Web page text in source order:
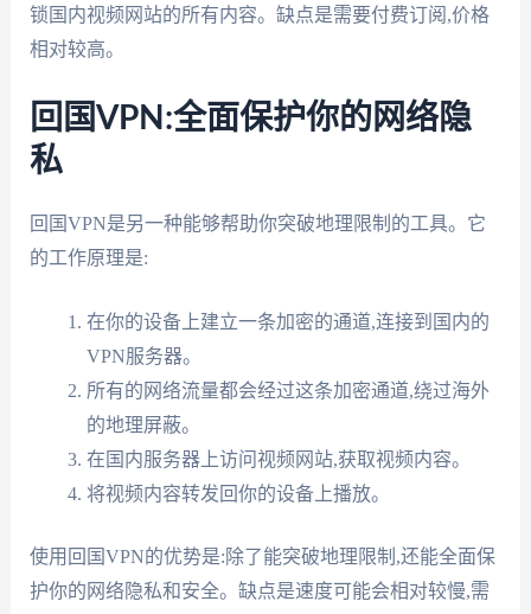
锁国内视频网站的所有内容。缺点是需要付费订阅,价格
相对较高。
回国VPN:全面保护你的网络隐
私
回国VPN是另一种能够帮助你突破地理限制的工具。它
的工作原理是:
在你的设备上建立一条加密的通道,连接到国内的
VPN服务器。
所有的网络流量都会经过这条加密通道,绕过海外
的地理屏蔽。
在国内服务器上访问视频网站,获取视频内容。
将视频内容转发回你的设备上播放。
使用回国VPN的优势是:除了能突破地理限制,还能全面保
护你的网络隐私和安全。缺点是速度可能会相对较慢,需